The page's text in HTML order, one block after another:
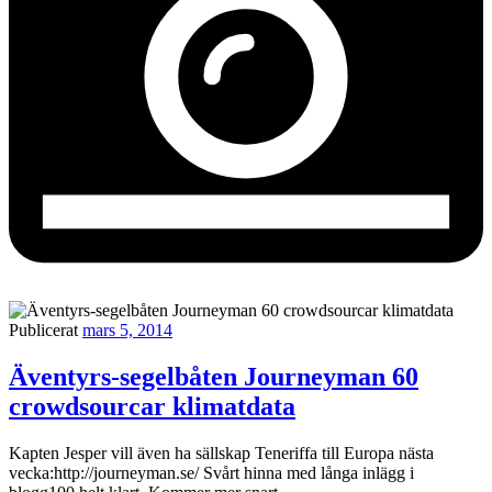
Publicerat mars 5, 2014
Äventyrs-segelbåten Journeyman 60
crowdsourcar klimatdata
Kapten Jesper vill även ha sällskap Teneriffa till Europa nästa
vecka:http://journeyman.se/ Svårt hinna med långa inlägg i